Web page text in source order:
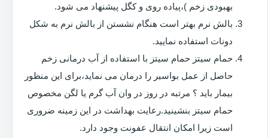
بهبودی زخم )،پیاده روی و کگل پیشنهاد می شود.
بالش نرم بهتر است هنگام نشستن از بالش نرم به شکل
دونات استفاده نمایید.
حمام سیتز حمام سیتز با استفاده از آب درمانی زخم
حاصل از عمل بواسیر را درمان می نماید،برای این منظور
بیمار باید ؟ مرتبه در روز در وان آب گرم یا لگن مخصوص
حمام سیتز بنشینید.رعایت بهداشت در این زمینه ضروری
است زیرا امکان انتقال عفونت وجود دارد.